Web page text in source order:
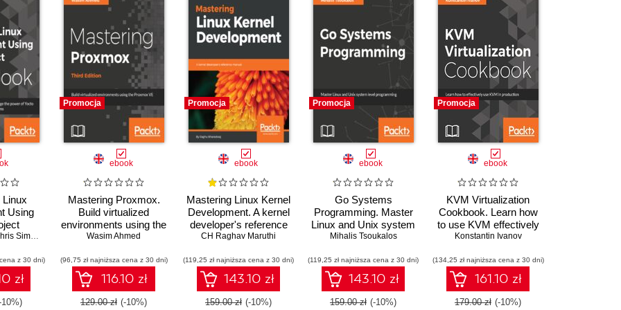
Linux
Using
of
-
Simmonds
z 30 dni)
zł
10%)
Promocja
ebook
Mastering Proxmox.
Build virtualized
environments using the
Proxmox VE
Edition
Wasim Ahmed
(96,75 zł najniższa cena z 30 dni)
116.10 zł
129.00 zł (-10%)
Promocja
ebook
Mastering Linux Kernel
Development. A kernel
developer's reference
manual
CH Raghav Maruthi
(119,25 zł najniższa cena z 30 dni)
143.10 zł
159.00 zł (-10%)
Promocja
ebook
Go Systems
Programming. Master
Linux and Unix system
level programming with
Mihalis Tsoukalos
(119,25 zł najniższa cena z 30 dni)
143.10 zł
159.00 zł (-10%)
Promocja
ebook
KVM Virtualization
Cookbook. Learn how
to use KVM effectively
in production
Konstantin Ivanov
(134,25 zł najniższa cena z 30 dni)
161.10 zł
179.00 zł (-10%)